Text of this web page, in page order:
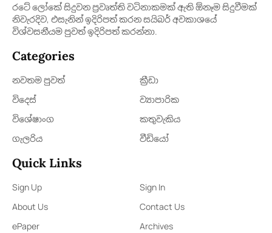
රටේ ලෝකේ සිදුවන ප්‍රවෘත්ති වටිනාකමක් ඇති ඕනෑම සිදුවීමක්
නිවැරදිව, එසැනින් ඉදිරිපත් කරන සයිබර් අවකාශයේ
විශ්වසනීයම පුවත් ඉදිරිපත් කරන්නා.
Categories
නවතම පුවත්
ක්‍රී​ඩා
විදෙස්
ව්‍යාපාරික
විශේෂාංග
කතුවැකිය
ගැලරිය
වීඩියෝ
Quick Links
Sign Up
Sign In
About Us
Contact Us
ePaper
Archives